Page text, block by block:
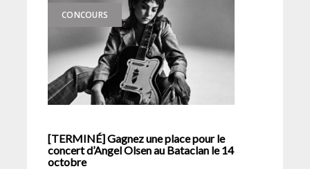
CONCOURS
[TERMINÉ] Gagnez une place pour le
concert d’Angel Olsen au Bataclan le 14
octobre